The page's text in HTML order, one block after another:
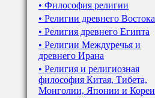
• Философия религии
• Религии древнего Востока
• Религия древнего Египта
• Религии Междуречья и
древнего Ирана
• Религия и религиозная
философия Китая, Тибета,
Монголии, Японии и Кореи